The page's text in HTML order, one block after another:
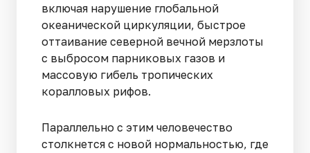
включая нарушение глобальной
океанической циркуляции, быстрое
оттаивание северной вечной мерзлоты
с выбросом парниковых газов и
массовую гибель тропических
коралловых рифов.
Параллельно с этим человечество
столкнется с новой нормальностью, где